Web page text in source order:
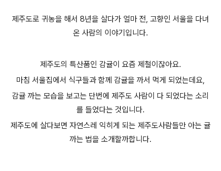
제주도로 귀농을 해서 8년을 살다가 얼마 전, 고향인 서울을 다녀
온 사람의 이야기입니다.
제주도의 특산품인 감귤이 요즘 제철이잖아요.
마침 서울집에서 식구들과 함께 감귤을 까서 먹게 되었는데요,
감귤 까는 모습을 보고는 단번에 제주도 사람이 다 되었다는 소리
를 들었다는 것입니다.
제주도에 살다보면 자연스레 익히게 되는 제주도사람들만 아는 귤
까는 법을 소개할까합니다.